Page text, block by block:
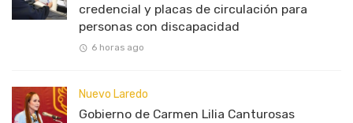
credencial y placas de circulación para
personas con discapacidad
6 horas ago
Nuevo Laredo
Gobierno de Carmen Lilia Canturosas